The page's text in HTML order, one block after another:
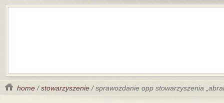
home /stowarzyszenie / sprawozdanie opp stowarzyszenia